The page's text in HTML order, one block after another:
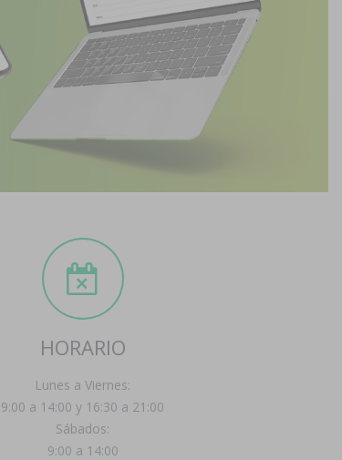
HORARIO
Lunes a Viernes:
9:00 a 14:00 y 16:30 a 21:00
Sábados:
9:00 a 14:00